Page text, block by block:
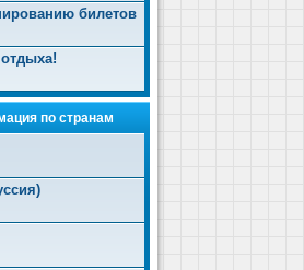
билетов
по странам